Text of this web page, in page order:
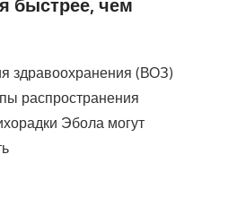
здравоохранения (ВОЗ)
распространения
Эбола могут